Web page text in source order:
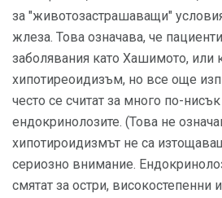
за "животозастрашаващи"
жлеза. Това означава, че
заболявания като Хашимото, или
хипотиреоидизъм, но все още
често се считат за много по-
ендокринолозите. (Това не
хипотироидизмът не са
сериозно внимание.
смятат за остри, високостепенни